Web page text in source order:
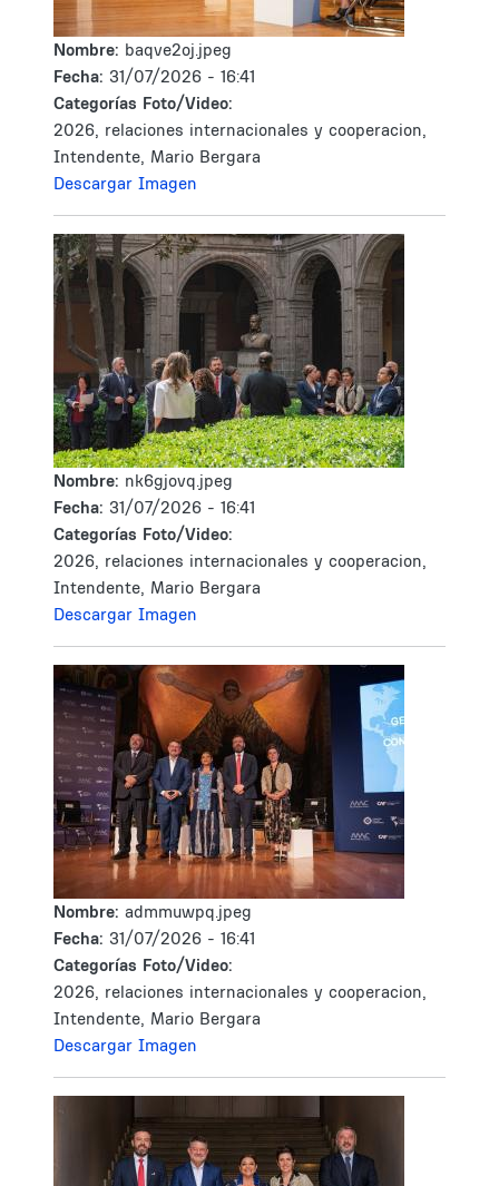
Nombre: baqve2oj.jpeg
Fecha: 31/07/2026 - 16:41
Categorías Foto/Video:
2026, relaciones internacionales y cooperacion,
Intendente, Mario Bergara
Descargar Imagen
Nombre: nk6gjovq.jpeg
Fecha: 31/07/2026 - 16:41
Categorías Foto/Video:
2026, relaciones internacionales y cooperacion,
Intendente, Mario Bergara
Descargar Imagen
Nombre: admmuwpq.jpeg
Fecha: 31/07/2026 - 16:41
Categorías Foto/Video:
2026, relaciones internacionales y cooperacion,
Intendente, Mario Bergara
Descargar Imagen